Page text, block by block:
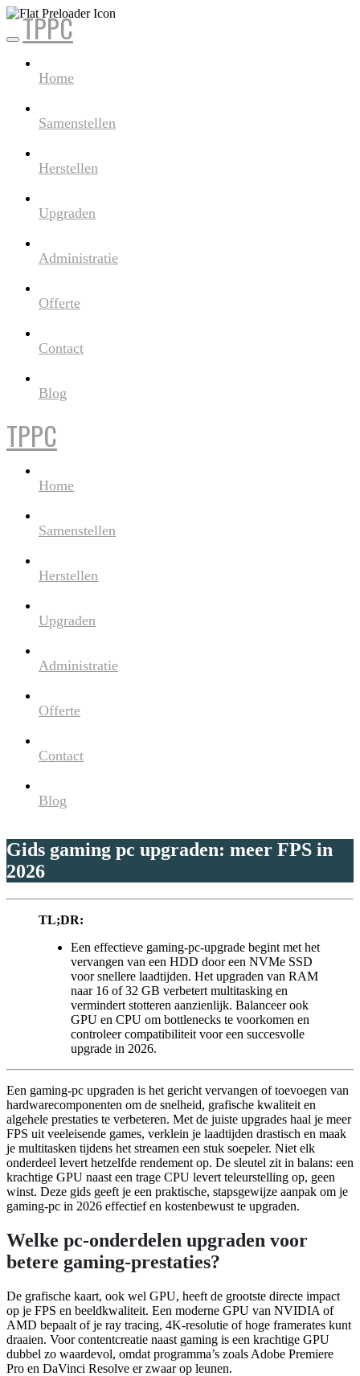
to TPPC
Home
Samenstellen
Herstellen
Upgraden
Administratie
Offerte
Contact
Blog
TPPC
Home
Samenstellen
Herstellen
Upgraden
Administratie
Offerte
Contact
Blog
Gids gaming pc upgraden: meer FPS in
2026
TL;DR:
Een effectieve gaming-pc-upgrade begint met het
vervangen van een HDD door een NVMe SSD
voor snellere laadtijden. Het upgraden van RAM
naar 16 of 32 GB verbetert multitasking en
vermindert stotteren aanzienlijk. Balanceer ook
GPU en CPU om bottlenecks te voorkomen en
controleer compatibiliteit voor een succesvolle
upgrade in 2026.
Een gaming-pc upgraden is het gericht vervangen of toevoegen van
hardwarecomponenten om de snelheid, grafische kwaliteit en
algehele prestaties te verbeteren. Met de juiste upgrades haal je meer
FPS uit veeleisende games, verklein je laadtijden drastisch en maak
je multitasken tijdens het streamen een stuk soepeler. Niet elk
onderdeel levert hetzelfde rendement op. De sleutel zit in balans: een
krachtige GPU naast een trage CPU levert teleurstelling op, geen
winst. Deze gids geeft je een praktische, stapsgewijze aanpak om je
gaming-pc in 2026 effectief en kostenbewust te upgraden.
Welke pc-onderdelen upgraden voor
betere gaming-prestaties?
De grafische kaart, ook wel GPU, heeft de grootste directe impact
op je FPS en beeldkwaliteit. Een moderne GPU van NVIDIA of
AMD bepaalt of je ray tracing, 4K-resolutie of hoge framerates kunt
draaien. Voor contentcreatie naast gaming is een krachtige GPU
dubbel zo waardevol, omdat programma’s zoals Adobe Premiere
Pro en DaVinci Resolve er zwaar op leunen.